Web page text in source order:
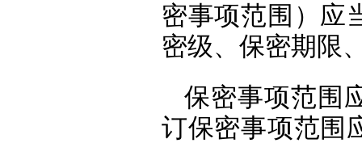
密事项范围）应
密级、保密期限
保密事项范围
订保密事项范围